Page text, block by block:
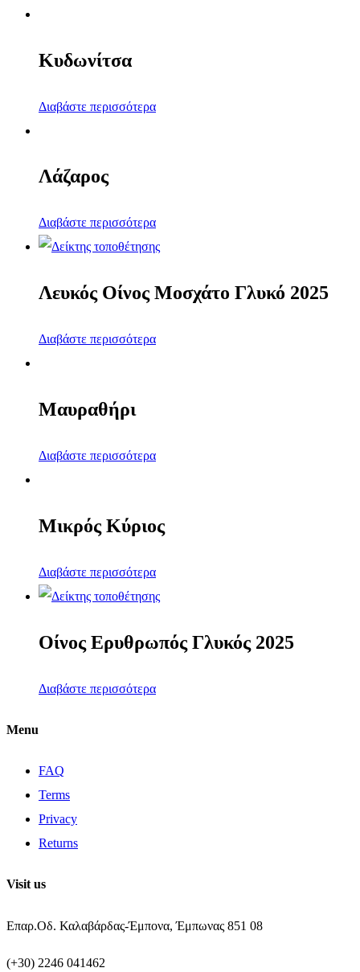
Κυδωνίτσα
Διαβάστε περισσότερα
Λάζαρος
Διαβάστε περισσότερα
Λευκός Οίνος Μοσχάτο Γλυκό 2025
Διαβάστε περισσότερα
Μαυραθήρι
Διαβάστε περισσότερα
Μικρός Κύριος
Διαβάστε περισσότερα
Οίνος Ερυθρωπός Γλυκός 2025
Διαβάστε περισσότερα
Menu
FAQ
Terms
Privacy
Returns
Visit us
Επαρ.Οδ. Καλαβάρδας-Έμπονα, Έμπωνας 851 08
(+30) 2246 041462